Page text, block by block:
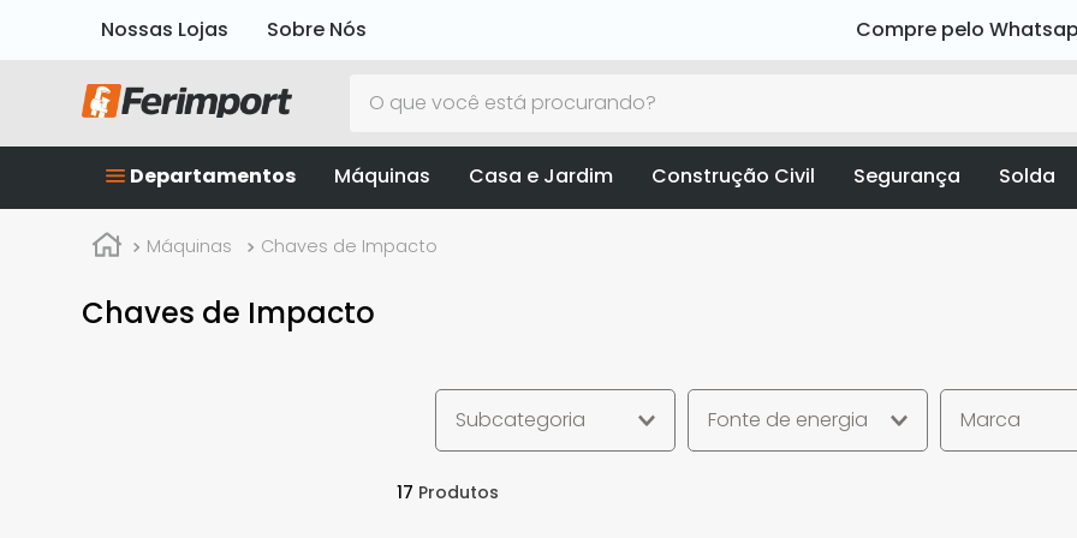
Nossas Lojas Sobre Nós Compre pelo
Departamentos Máquinas Casa e Jardim Construção Civil Segurança Solda
Máquinas Chaves de Impacto
Chaves de Impacto
Subcategoria Fonte de energia Marca
17 Produtos